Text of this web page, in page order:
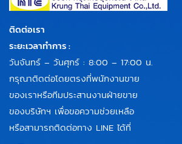
ติดต่อเรา
ระยะเวลาทำการ :
วันจันทร์ – วันศุกร์ : 8:00 – 17:00 น.
กรุณาติดต่อโดยตรงที่พนักงานขาย
ของเราหรือทีมประสานงานฝ่ายขาย
ของบริษัทฯ เพื่อขอความช่วยเหลือ
หรือสามารถติดต่อทาง LINE ได้ที่